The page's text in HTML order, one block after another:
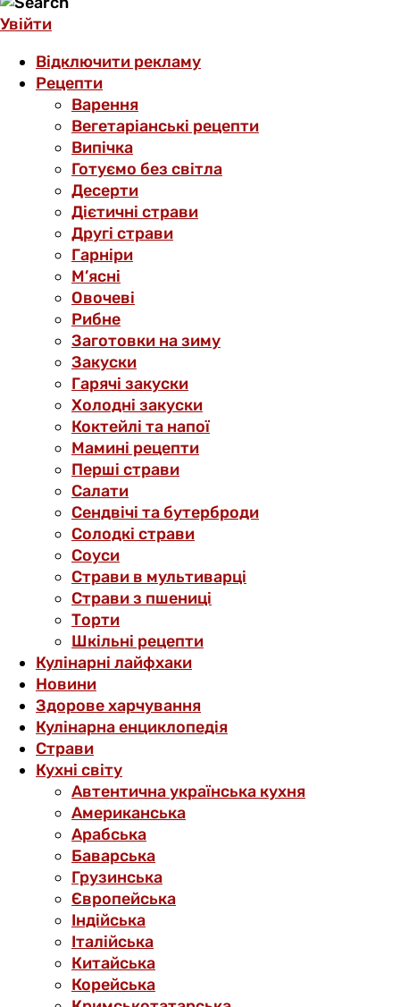
Увійти
Відключити рекламу
Рецепти
Варення
Вегетаріанські рецепти
Випічка
Готуємо без світла
Десерти
Дієтичні страви
Другі страви
Гарніри
М’ясні
Овочеві
Рибне
Заготовки на зиму
Закуски
Гарячі закуски
Холодні закуски
Коктейлі та напої
Мамині рецепти
Перші страви
Салати
Сендвічі та бутерброди
Солодкі страви
Соуси
Страви в мультиварці
Страви з пшениці
Торти
Шкільні рецепти
Кулінарні лайфхаки
Новини
Здорове харчування
Кулінарна енциклопедія
Страви
Кухні світу
Автентична українська кухня
Американська
Арабська
Баварська
Грузинська
Європейська
Індійська
Італійська
Китайська
Корейська